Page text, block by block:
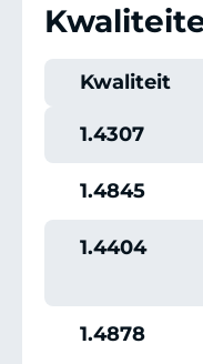
Kwaliteit
1.4307
1.4845
1.4404
1.4878